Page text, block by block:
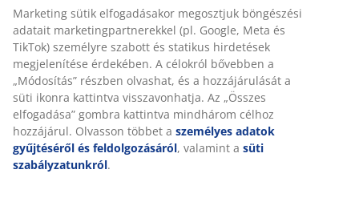
Kiszállítás